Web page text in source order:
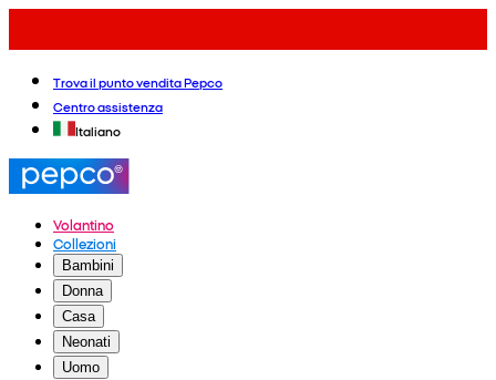
Trova il punto vendita Pepco
Centro assistenza
Italiano
Volantino
Collezioni
Bambini
Donna
Casa
Neonati
Uomo